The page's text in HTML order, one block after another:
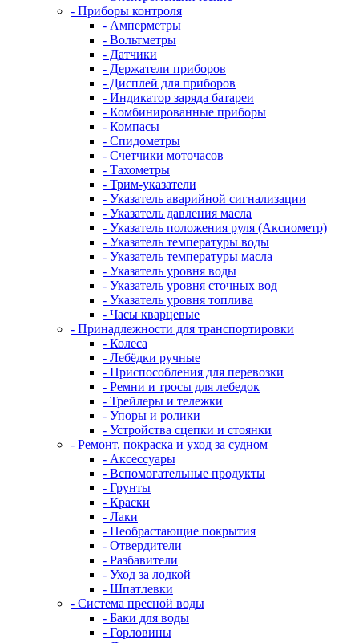
- Приборы контроля
- Амперметры
- Вольтметры
- Датчики
- Держатели приборов
- Дисплей для приборов
- Индикатор заряда батареи
- Комбинированные приборы
- Компасы
- Спидометры
- Счетчики моточасов
- Тахометры
- Трим-указатели
- Указатель аварийной сигнализации
- Указатель давления масла
- Указатель положения руля (Аксиометр)
- Указатель температуры воды
- Указатель температуры масла
- Указатель уровня воды
- Указатель уровня сточных вод
- Указатель уровня топлива
- Часы кварцевые
- Принадлежности для транспортировки
- Колеса
- Лебёдки ручные
- Приспособления для перевозки
- Ремни и тросы для лебедок
- Трейлеры и тележки
- Упоры и ролики
- Устройства сцепки и стоянки
- Ремонт, покраска и уход за судном
- Аксессуары
- Вспомогательные продукты
- Грунты
- Краски
- Лаки
- Необрастающие покрытия
- Отвердители
- Разбавители
- Уход за лодкой
- Шпатлевки
- Система пресной воды
- Баки для воды
- Горловины